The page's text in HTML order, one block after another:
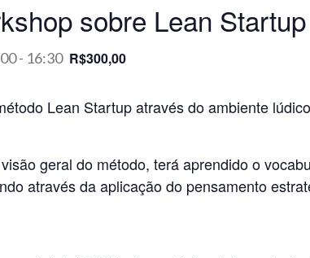
sobre Lean Startup
- 16:30 R$300,00
Lean Startup através do ambiente
geral do método, terá aprendido o
através da aplicação do pensamento